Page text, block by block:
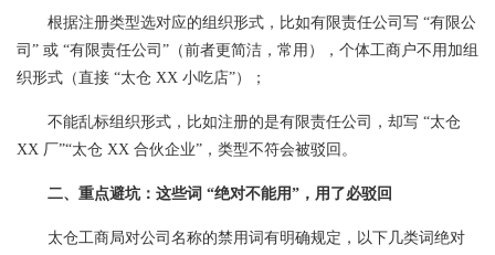
根据注册类型选对应的组织形式，比如有限责任公司写 “有限公
司” 或 “有限责任公司”（前者更简洁，常用），个体工商户不用加组
织形式（直接 “太仓 XX 小吃店”）；
不能乱标组织形式，比如注册的是有限责任公司，却写 “太仓
XX 厂”“太仓 XX 合伙企业”，类型不符会被驳回。
二、重点避坑：这些词 “绝对不能用”，用了必驳回
太仓工商局对公司名称的禁用词有明确规定，以下几类词绝对